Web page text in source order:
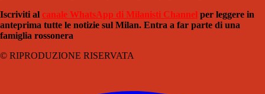
Iscriviti al canale WhatsApp di Milanisti Channel per leggere in
anteprima tutte le notizie sul Milan. Entra a far parte di una
famiglia rossonera
© RIPRODUZIONE RISERVATA